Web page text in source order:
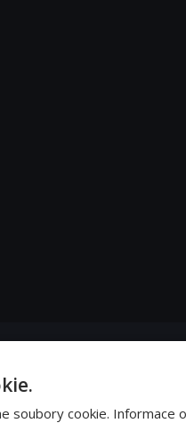
soubory cookie. Informace o